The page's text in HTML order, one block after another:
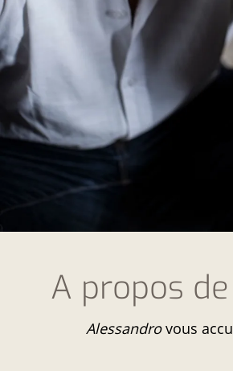
A propos
Alessandrovous